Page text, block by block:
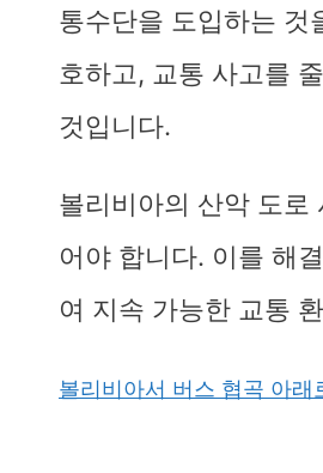
통수단을 도입하는 것
호하고, 교통 사고를
것입니다.
볼리비아의 산악 도로
어야 합니다. 이를 해
여 지속 가능한 교통
볼리비아서 버스 협곡 아